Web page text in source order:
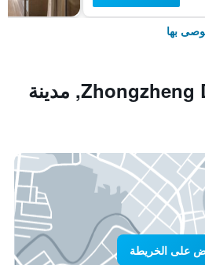
بها
استكشفZhongzheng District, مدينة
على الخريطة